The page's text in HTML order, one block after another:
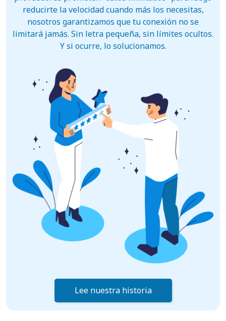
reducirte la velocidad cuando más los necesitas,
nosotros garantizamos que tu conexión no se
limitará jamás. Sin letra pequeña, sin límites ocultos.
Y si ocurre, lo solucionamos.
Lee nuestra historia